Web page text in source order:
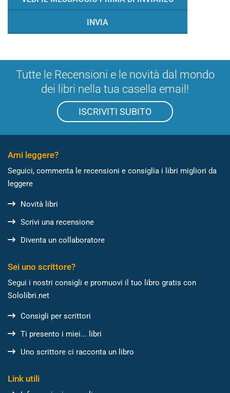
Tutte le Recensioni e le novità dal mondo
dei libri nella tua casella email!
ISCRIVITI SUBITO
Ami leggere?
Seguici, commenta le recensioni e consiglia i libri migliori da
leggere
Novità libri
Scrivi una recensione
Diventa un collaboratore
Sei uno scrittore?
Segui i nostri consigli e promuovi il tuo libro gratis con
Sololibri.net
Consigli per scrittori
Ti presento i miei... libri
Uno scrittore ci racconta un libro
Link utili